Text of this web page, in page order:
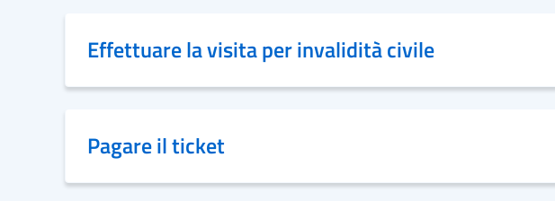
Effettuare la visita per invalidità civile
Pagare il ticket